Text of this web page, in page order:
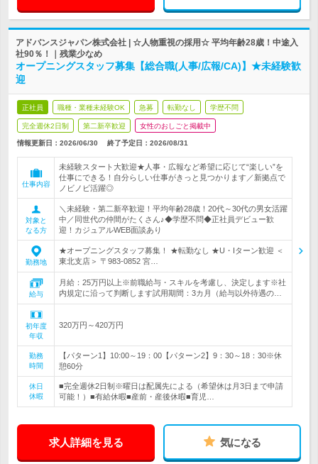
アドバンスジャパン株式会社 | ☆人物重視の採用☆ 平均年齢28歳！中途入
社90％！｜残業少なめ
オープニングスタッフ募集【総合職(人事/広報/CA)】★未経験歓
迎
正社員 職種・業種未経験OK 急募 転勤なし 学歴不問
完全週休2日制 第二新卒歓迎 女性のおしごと掲載中
情報更新日：2026/06/30 終了予定日： 2026/08/31
仕事内容
未経験スタート大歓迎★人事・広報など希望に応じて“楽しい”を
仕事にできる！自分らしい仕事がきっと見つかります／新拠点で
ノビノビ活躍◎
対象と
なる方
＼未経験・第二新卒歓迎！平均年齢28歳！20代～30代の男女活躍
中／同世代の仲間がたくさん♪◆学歴不問◆正社員デビュー歓
迎！カジュアルWEB面談あり
勤務地
★オープニングスタッフ募集！ ★転勤なし ★U・Iターン歓迎 ＜
東北支店＞ 〒983-0852 宮…
給与
月給：25万円以上※前職給与・スキルを考慮し、決定します※社
内規定に沿って判断します試用期間：3カ月（給与以外待遇の…
初年度
年収
320万円～420万円
勤務
時間
【パターン1】10:00～19：00【パターン2】9：30～18：30※休
憩60分
休日
休暇
■完全週休2日制※曜日は配属先による（希望休は月3日まで申請
可能！）■有給休暇■産前・産後休暇■育児…
求人詳細を見る 気になる